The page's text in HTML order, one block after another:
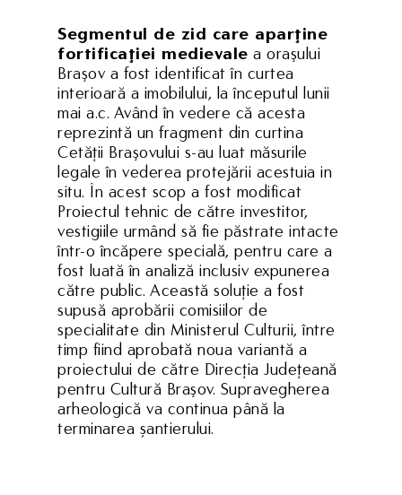
Segmentul de zid care aparţine
fortificaţiei medievale a oraşului
Braşov a fost identificat în curtea
interioară a imobilului, la începutul lunii
mai a.c. Având în vedere că acesta
reprezintă un fragment din curtina
Cetăţii Braşovului s-au luat măsurile
legale în vederea protejării acestuia in
situ. În acest scop a fost modificat
Proiectul tehnic de către investitor,
vestigiile urmând să fie păstrate intacte
într-o încăpere specială, pentru care a
fost luată în analiză inclusiv expunerea
către public. Această soluţie a fost
supusă aprobării comisiilor de
specialitate din Ministerul Culturii, între
timp fiind aprobată noua variantă a
proiectului de către Direcţia Judeţeană
pentru Cultură Braşov. Supravegherea
arheologică va continua până la
terminarea șantierului.
Home